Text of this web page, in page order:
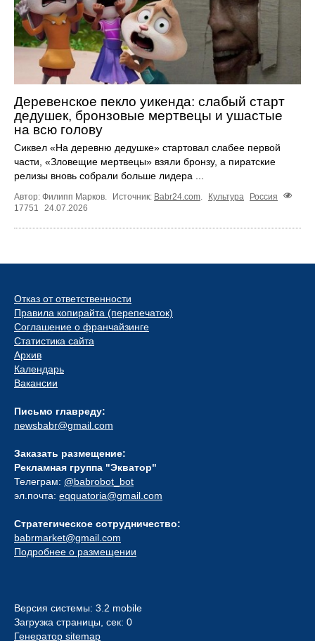
Деревенское пекло уикенда: слабый старт
дедушек, бронзовые мертвецы и ушастые
на всю голову
Сиквел «На деревню дедушке» стартовал слабее первой
части, «Зловещие мертвецы» взяли бронзу, а пиратские
релизы вновь собрали больше лидера ...
Автор: Филипп Марков. Источник: Babr24.com Культура
Россия
17751
24.07.2026
Отказ от ответственности
Правила копирайта (перепечаток)
Соглашение о франчайзинге
Статистика сайта
Архив
Календарь
Вакансии
Письмо главреду:
newsbabr@gmail.com
Заказать размещение:
Рекламная группа "Экватор"
Телеграм: @babrobot_bot
эл.почта: eqquatoria@gmail.com
Стратегическое сотрудничество:
babrmarket@gmail.com
Подробнее о размещении
Версия системы: 3.2 mobile
Загрузка страницы, сек: 0
Генератор sitemap